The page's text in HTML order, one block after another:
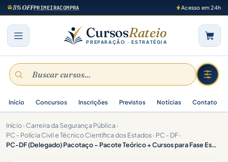
5% OFFPRIMEIRACOMPRA Acesso em 24h
CursosRateio
PREPARAÇÃO · ESTRATÉGIA
Início Concursos Inscrições Previstos Notícias Contato
Início› Carreira da Segurança Pública›
PC - Polícia Civil e Técnico Científica dos Estados› PC - DF›
PC-DF (Delegado) Pacotaço – Pacote Teórico + Cursos para Fase Escrita e Fase Oral – 2026 (Pós-Edital)